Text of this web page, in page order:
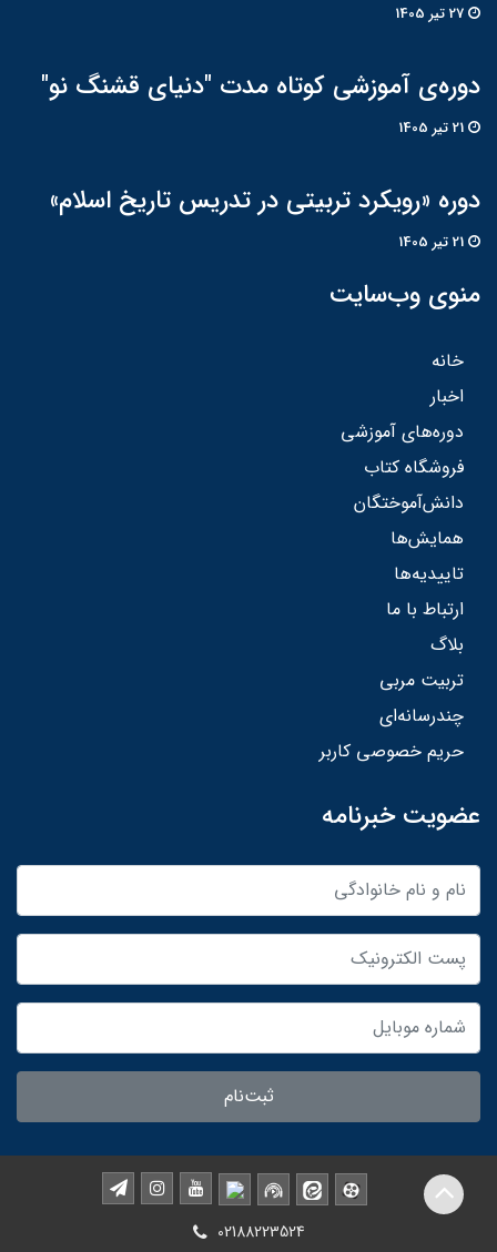
دوره‌ی آموزشی کوتاه مدت "دنیای قشنگ نو"
دوره «رویکرد تربیتی در تدریس تاریخ اسلام»
منوی وب‌سایت
خانه
اخبار
دوره‌های آموزشی
فروشگاه کتاب
دانش‌آموختگان
همایش‌ها
تاییدیه‌ها
ارتباط با ما
بلاگ
تربیت مربی
چندرسانه‌ای
حریم خصوصی کاربر
عضویت خبرنامه
ثبت‌نام
02188223524